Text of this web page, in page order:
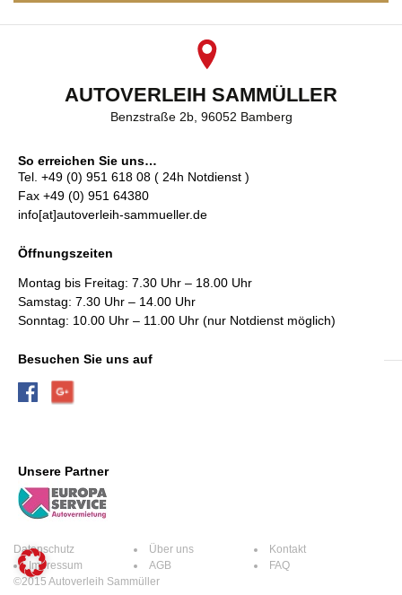
AUTOVERLEIH SAMMÜLLER
Benzstraße 2b, 96052 Bamberg
So erreichen Sie uns…
Tel. +49 (0) 951 618 08 ( 24h Notdienst )
Fax +49 (0) 951 64380
info[at]autoverleih-sammueller.de
Öffnungszeiten
Montag bis Freitag: 7.30 Uhr – 18.00 Uhr
Samstag: 7.30 Uhr – 14.00 Uhr
Sonntag: 10.00 Uhr – 11.00 Uhr (nur Notdienst möglich)
Besuchen Sie uns auf
Unsere Partner
Datenschutz Über uns
Kontakt
Impressum
AGB
FAQ
©2015 Autoverleih Sammüller